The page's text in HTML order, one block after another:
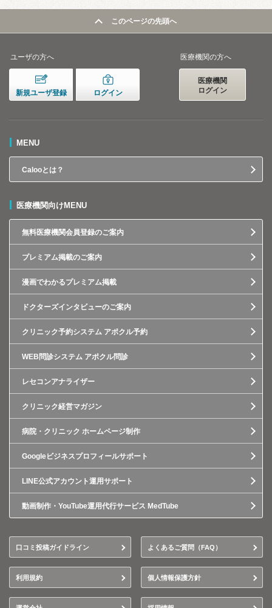
このページの先頭へ
ユーザの方へ
新規ユーザ登録 ログイン
医療機関の方へ
医療機関
ログイン
MENU
Calooとは？
医療機関向けMENU
無料医療機関会員登録のご案内
プレミアム掲載のご案内
漫画でわかるプレミアム掲載
ドクターズインタビューのご案内
クリニック予約システム アポクル予約
WEB問診システム アポクル問診
レセコンアナライザー
クリニック経営マガジン
病院・クリニック ホームページ制作
Googleビジネスプロフィールサポート
LINE公式アカウント運用サポート
動画制作・YouTube運用代行サービス MedTube
口コミ投稿ガイドライン よくあるご質問（FAQ）
利用規約 個人情報保護方針